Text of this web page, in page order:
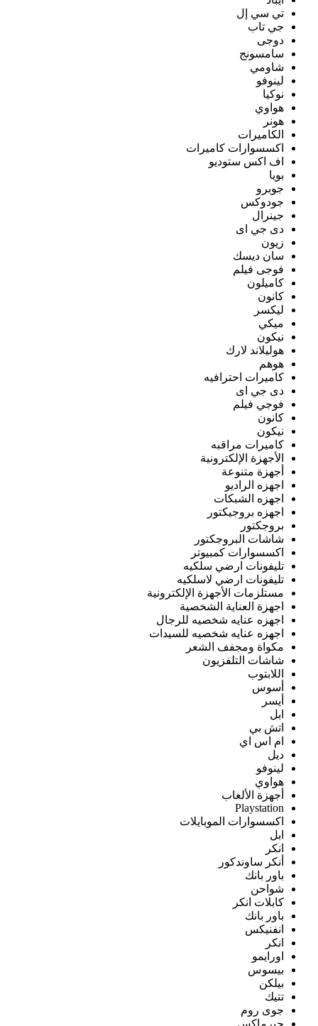
تي سي إل
جي تاب
دوجى
سامسونج
شاومي
لينوفو
نوكيا
هواوي
هونر
الكاميرات
اكسسوارات كاميرات
اف اكس ستوديو
بويا
جوبرو
جودوكس
جينرال
دى جي اى
زيون
سان ديسك
فوجى فيلم
كاميلون
كانون
ليكسر
ميكي
نيكون
هوليلاند لارك
هوهم
كاميرات احترافيه
دى جي اى
فوجي فيلم
كانون
نيكون
كاميرات مراقبه
الأجهزة الإلكترونية
أجهزة متنوعة
اجهزه الراديو
اجهزه الشبكات
اجهزه بروجيكتور
بروجكتور
شاشات البروجكتور
اكسسوارات كمبيوتر
تليفونات ارضي سلكيه
تليفونات ارضي لاسلكيه
مستلزمات الأجهزة الإلكترونية
اجهزة العناية الشخصية
اجهزه عنايه شخصيه للرجال
اجهزه عنايه شخصيه للسيدات
مكواة ومجفف الشعر
شاشات التلفزيون
اللابتوب
أسوس
أيسر
ابل
اتش بي
ام اس اي
ديل
لينوفو
هواوي
أجهزة الألعاب
Playstation
اكسسوارات الموبايلات
ابل
انكر
أنكر ساوندكور
باور بانك
شواحن
كابلات انكر
باور بانك
انفنيكس
انكر
اورايمو
بيسوس
بيلكن
تتيك
جوى روم